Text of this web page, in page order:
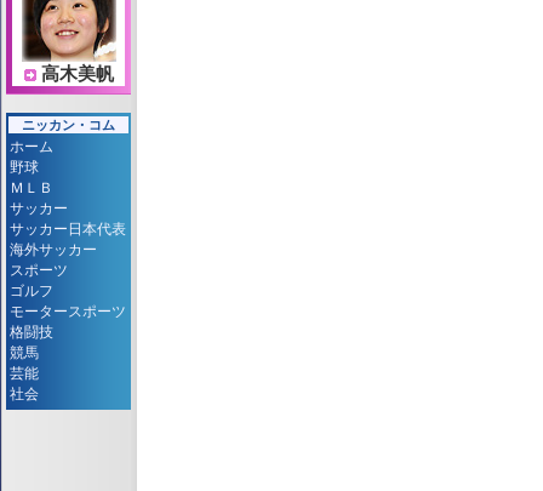
高木美帆
ニッカン・コム
ホーム
野球
ＭＬＢ
サッカー
サッカー日本代表
海外サッカー
スポーツ
ゴルフ
モータースポーツ
格闘技
競馬
芸能
社会